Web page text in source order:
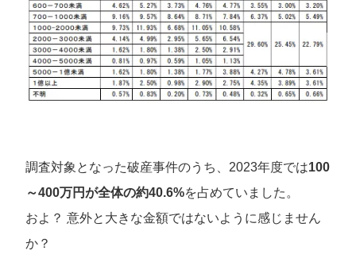
調査対象となった破産事件のうち、2023年度では100
～400万円が全体の約40.6%を占めていました。
およ？ 意外と大きな金額ではないように感じません
か？